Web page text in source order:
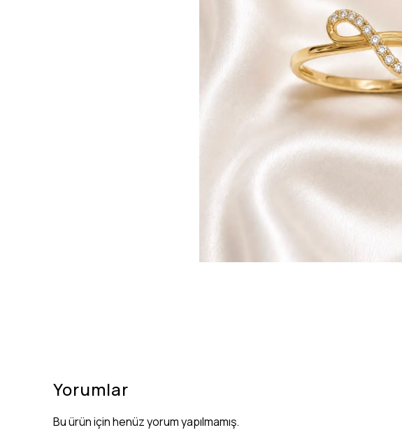
Yorumlar
Bu ürün için henüz yorum yapılmamış.